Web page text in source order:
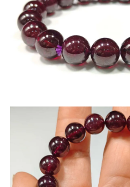
4. 紫がかった深紅色
一目で引き込まれるような、高貴で
＜パワーストーンの意味・効果につ
ロードライトガーネットは、ピンク
また、自己表現をサポートし、人間
★画像のセットが届きます。
※天然石由来の傷やヒビなどが一部
※なるべく現物に近い写真撮影を心